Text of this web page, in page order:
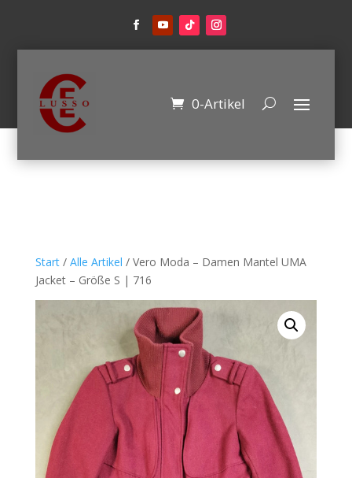
0-Artikel
Start/ Alle Artikel / Vero Moda – Damen Mantel UMA
Jacket – Größe S | 716